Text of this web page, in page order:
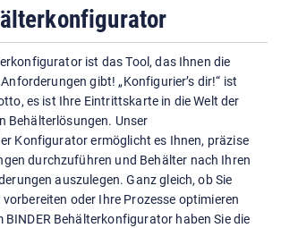
ist das Tool, das Ihnen die
gibt! „Konfigurier’s dir!“ ist
es ist Ihre Eintrittskarte in die Welt der
Behälterlösungen. Unser
Konfigurator ermöglicht es Ihnen, präzise
durchzuführen und Behälter nach Ihren
auszulegen. Ganz gleich, ob Sie
oder Ihre Prozesse optimieren
BINDER Behälterkonfigurator haben Sie die